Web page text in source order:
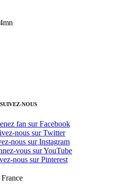
SUIVEZ-NOUS
fan sur Facebook
nous sur Twitter
nous sur Instagram
vous sur YouTube
nous sur Pinterest